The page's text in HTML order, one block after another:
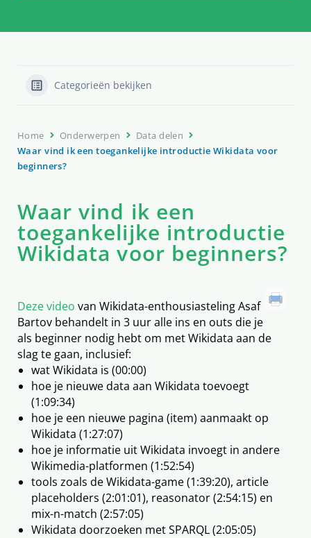
Categorieën bekijken
Home Onderwerpen
Data delen
Waar vind ik een toegankelijke introductie Wikidata voor
beginners?
Waar vind ik een
toegankelijke introductie
Wikidata voor beginners?
Deze video van Wikidata-enthousiasteling Asaf
Bartov behandelt in 3 uur alle ins en outs die je
als beginner nodig hebt om met Wikidata aan de
slag te gaan, inclusief:
wat Wikidata is (00:00)
hoe je nieuwe data aan Wikidata toevoegt
(1:09:34)
hoe je een nieuwe pagina (item) aanmaakt op
Wikidata (1:27:07)
hoe je informatie uit Wikidata invoegt in andere
Wikimedia-platformen (1:52:54)
tools zoals de Wikidata-game (1:39:20), article
placeholders (2:01:01), reasonator (2:54:15) en
mix-n-match (2:57:05)
Wikidata doorzoeken met SPARQL (2:05:05)